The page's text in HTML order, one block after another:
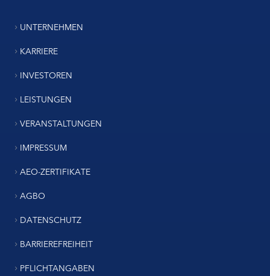
UNTERNEHMEN
KARRIERE
INVESTOREN
LEISTUNGEN
VERANSTALTUNGEN
IMPRESSUM
AEO-ZERTIFIKATE
AGBO
DATENSCHUTZ
BARRIEREFREIHEIT
PFLICHTANGABEN